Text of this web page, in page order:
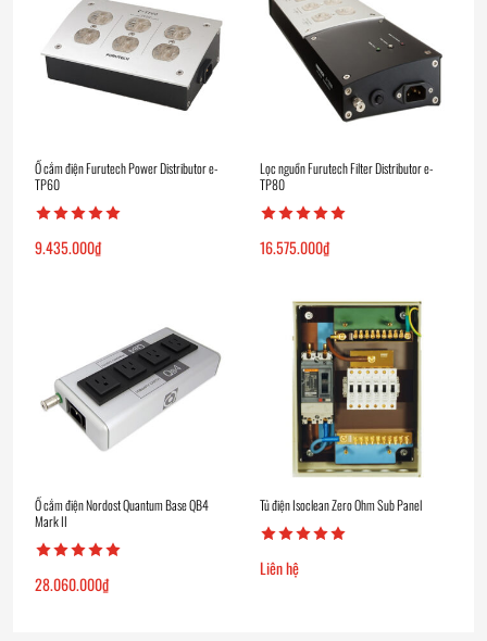
Ổ cắm điện Furutech Power Distributor e-
TP60
9.435.000₫
Lọc nguồn Furutech Filter Distributor e-
TP80
16.575.000₫
Ổ cắm điện Nordost Quantum Base QB4
Mark II
28.060.000₫
Tủ điện Isoclean Zero Ohm Sub Panel
Liên hệ